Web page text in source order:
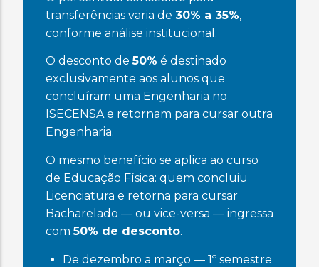
transferências varia de 30% a 35%,
conforme análise institucional.
O desconto de50% é destinado
exclusivamente aos alunos que
concluíram uma Engenharia no
ISECENSA e retornam para cursar outra
Engenharia.
O mesmo benefício se aplica ao curso
de Educação Física: quem concluiu
Licenciatura e retorna para cursar
Bacharelado — ou vice-versa — ingressa
com50% de desconto.
De dezembro a março — 1º semestre